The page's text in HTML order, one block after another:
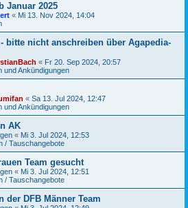
Januar 2025
« Mi 13. Nov 2024, 14:04
bitte nicht anschreiben über Agapedia-
« Fr 20. Sep 2024, 20:57
und Ankündigungen
« Sa 13. Jul 2024, 12:47
und Ankündigungen
AK
« Mi 3. Jul 2024, 12:53
/ Tauschangebote
Team gesucht
« Mi 3. Jul 2024, 12:51
/ Tauschangebote
der DFB Männer Team